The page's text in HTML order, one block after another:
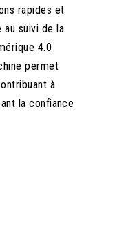
rapides et
au suivi de la
4.0
permet
à
la confiance